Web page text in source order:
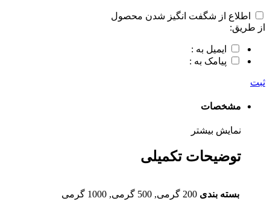
اطلاع از شگفت انگیز شدن محصول
از طریق:
ایمیل به :
پیامک به :
ثبت
مشخصات
نمایش بیشتر
توضیحات تکمیلی
بسته بندی 200 گرمی, 500 گرمی, 1000 گرمی